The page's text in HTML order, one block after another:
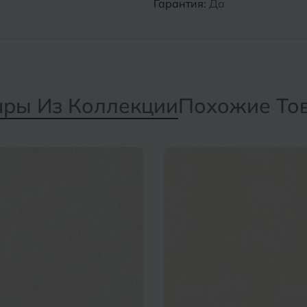
Гарантия: Да
Из КоллекцииПохожие